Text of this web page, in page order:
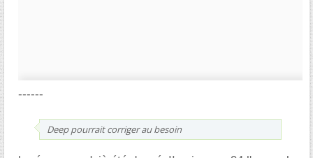
------
Deep pourrait corriger au besoin